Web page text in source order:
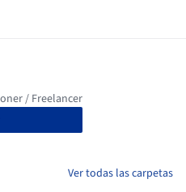
Ver todas las carpetas